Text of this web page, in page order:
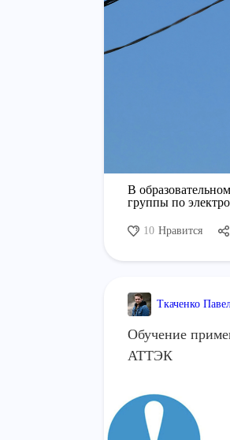
В
группы по
10 Нравится
Ткаченко
Обучение
АТТЭК